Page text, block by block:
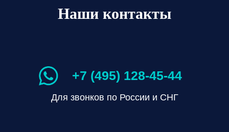
Наши контакты
Для звонков по России и СНГ
+7 (495) 128-45-44